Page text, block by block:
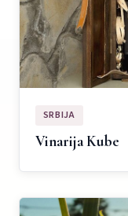
SRBIJA
Vinarija Kube